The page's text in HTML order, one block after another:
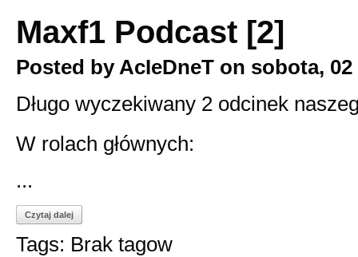
Maxf1 Podcast [2]
Posted by AcIeDneT on sobota,
Długo wyczekiwany 2 odcinek
W rolach głównych:
...
Czytaj dalej
Tags: Brak tagow